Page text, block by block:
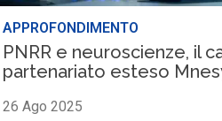
APPROFONDIMENTO
PNRR e neuroscienze, il
partenariato esteso
26 Ago 2025